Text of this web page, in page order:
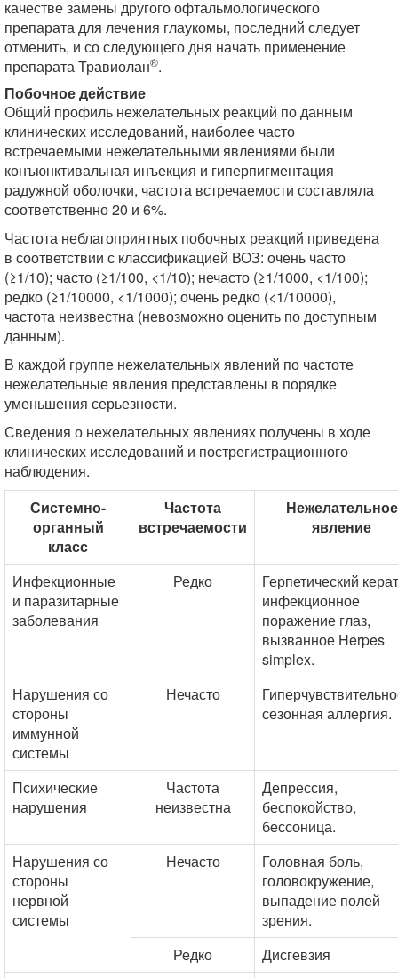
качестве замены другого офтальмологического
препарата для лечения глаукомы, последний следует
отменить, и со следующего дня начать применение
препарата Травиолан®.
Побочное действие
Общий профиль нежелательных реакций по данным
клинических исследований, наиболее часто
встречаемыми нежелательными явлениями были
конъюнктивальная инъекция и гиперпигментация
радужной оболочки, частота встречаемости составляла
соответственно 20 и 6%.
Частота неблагоприятных побочных реакций приведена
в соответствии с классификацией ВОЗ: очень часто
(≥1/10); часто (≥1/100, <1/10); нечасто (≥1/1000, <1/100);
редко (≥1/10000, <1/1000); очень редко (<1/10000),
частота неизвестна (невозможно оценить по доступным
данным).
В каждой группе нежелательных явлений по частоте
нежелательные явления представлены в порядке
уменьшения серьезности.
Сведения о нежелательных явлениях получены в ходе
клинических исследований и пострегистрационного
наблюдения.
Системно-
органный
класс
Частота
встречаемости
Нежелательное
явление
Инфекционные
и паразитарные
заболевания
Редко
Герпетический
инфекционное
поражение глаз,
вызванное Herpes
simplex.
Нарушения со
стороны
иммунной
системы
Нечасто
сезонная аллергия.
Психические
нарушения
Частота
неизвестна
Депрессия,
беспокойство,
бессоница.
Нарушения со
стороны
нервной
системы
Нечасто
Головная боль,
головокружение,
выпадение полей
зрения.
Редко
Дисгевзия